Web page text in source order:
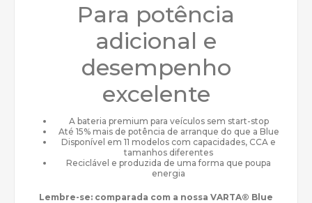
Para potência
adicional e
desempenho
excelente
A bateria premium para veículos sem start-stop
Até 15% mais de potência de arranque do que a Blue
Disponível em 11 modelos com capacidades, CCA e
tamanhos diferentes
Reciclável e produzida de uma forma que poupa
energia
Lembre-se: comparada com a nossa VARTA® Blue